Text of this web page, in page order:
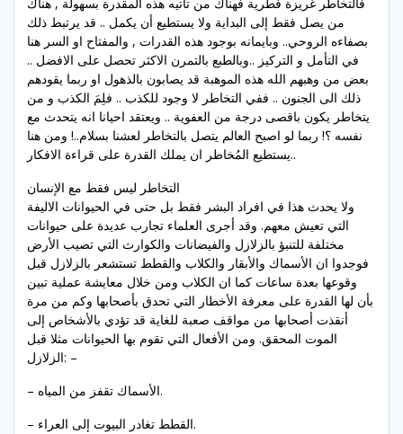
من يصل فقط إلى البداية ولا يستطيع أن يكمل .. قد يرتبط ذلك
بصفاءه الروحي.. وبايمانه بوجود هذه القدرات , والمفتاح او السر هنا
في التأمل و التركيز ..وبالطبع بالتمرن الاكثر تحصل على الافضل ..
بعض من وهبهم الله هذه الموهبة قد يصابون بالذهول او ربما يقودهم
ذلك الى الجنون .. ففي التخاطر لا وجود للكذب .. فلِمَ الكذب و من
يتخاطر يكون باقصى درجة من العفوية .. ويعتقد احيانا انه يتحدث مع
نفسه ؟! ربما لو اصبح العالم يتصل بالتخاطر لعشنا بسلام..! ومن هنا
يستطيع المُخاطر ان يملك القدرة على قراءة الافكار..
التخاطر ليس فقط مع الإنسان
ولا يحدث هذا في افراد البشر فقط بل حتى في الحيوانات الاليفة
التي تعيش معهم. وقد أجرى العلماء تجارب عديدة على حيوانات
مختلفة للتنبؤ بالزلازل والفيضانات والكوارث التي تصيب الأرض
فوجدوا ان الأسماك والأبقار والكلاب والقطط تستشعر بالزلازل قبل
وقوعها بعدة ساعات كما ان الكلاب ومن خلال معايشة عملية تبين
بأن لها القدرة على معرفة الأخطار التي تحدق بأصحابها وكم من مرة
أنقذت أصحابها من مواقف صعبة للغاية قد تؤدي بالأشخاص إلى
الموت المحقق. ومن الأفعال التي تقوم بها الحيوانات مثلا قبل
الزلازل: –
– الأسماك تقفز من المياه.
– القطط تغادر البيوت إلى العراء.